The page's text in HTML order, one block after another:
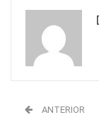
ANTERIOR